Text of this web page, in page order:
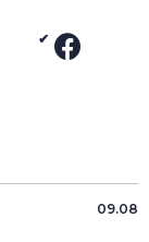
09.08